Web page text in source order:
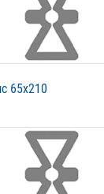
65х210